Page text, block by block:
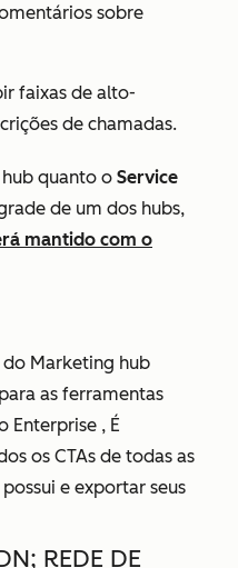
sobre
faixas de alto-
de chamadas.
quanto o Service
de um dos hubs,
mantido com o
Marketing hub
para as ferramentas
Enterprise , É
os CTAs de todas as
e exportar seus
REDE DE